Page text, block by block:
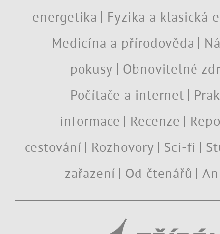
energetika
Fyzika a klasická
Medicína a přírodověda
pokusy
Obnovitelné
Počítače a internet
informace
Recenze
cestování
Rozhovory Sci-fi
zařazení
Od čtenářů